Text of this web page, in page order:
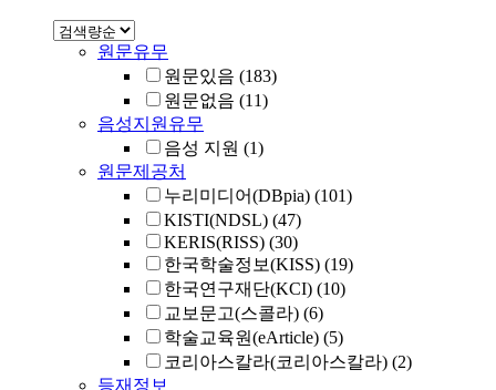
원문유무
원문있음 (183)
원문없음 (11)
음성지원유무
음성 지원 (1)
원문제공처
누리미디어(DBpia) (101)
KISTI(NDSL) (47)
KERIS(RISS) (30)
한국학술정보(KISS) (19)
한국연구재단(KCI) (10)
교보문고(스콜라) (6)
학술교육원(eArticle) (5)
코리아스칼라(코리아스칼라) (2)
등재정보